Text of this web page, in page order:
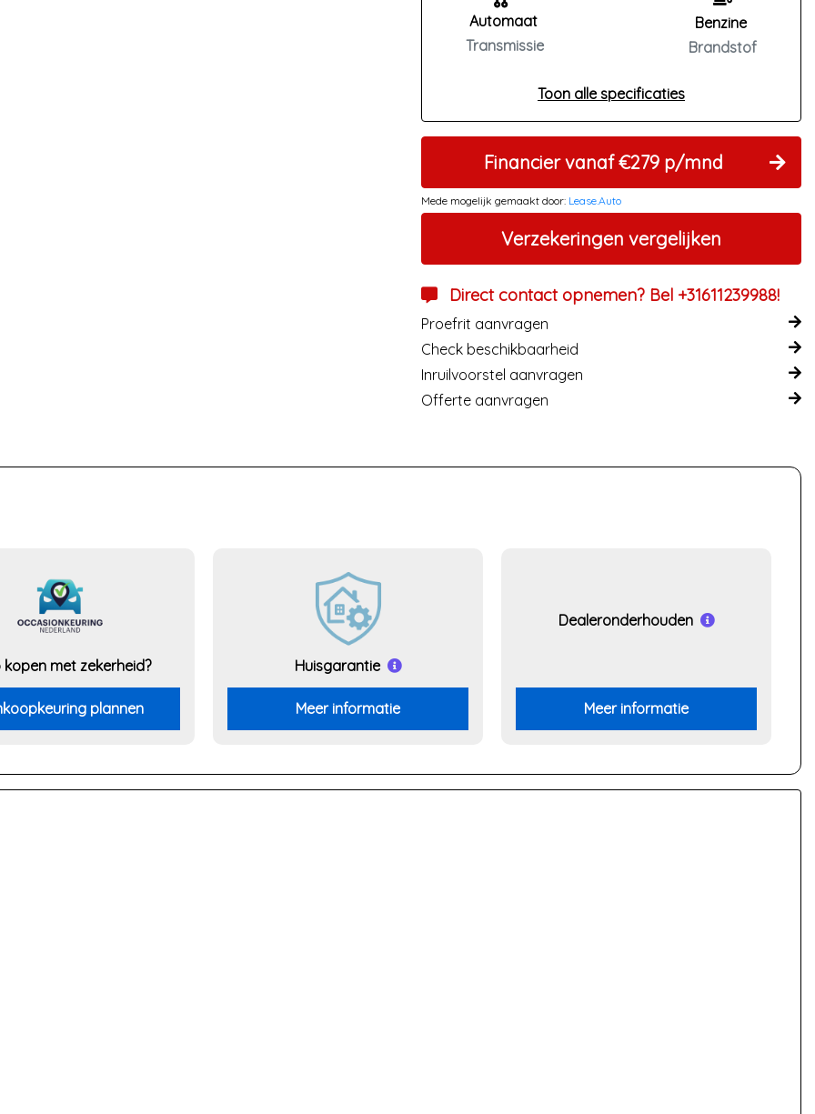
Automaat
Transmissie
Benzine
Brandstof
Toon alle specificaties
Financier vanaf €279 p/mnd
Mede mogelijk gemaakt door: Lease.Auto
Verzekeringen vergelijken
Direct contact opnemen? Bel +31611239988!
Proefrit aanvragen
Check beschikbaarheid
Inruilvoorstel aanvragen
Offerte aanvragen
kopen met zekerheid?
plannen
Huisgarantie
Meer informatie
Dealeronderhouden
Meer informatie